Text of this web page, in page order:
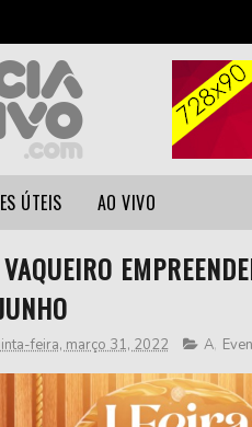
ÚTEIS AO VIVO
feira, março 31, 2022 A,